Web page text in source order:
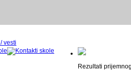
Rezultati